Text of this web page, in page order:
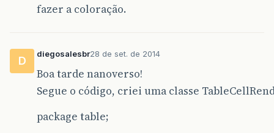
fazer a coloração.
D
diegosalesbr28 de set. de 2014
Boa tarde nanoverso!
Segue o código, criei uma classe
package table;